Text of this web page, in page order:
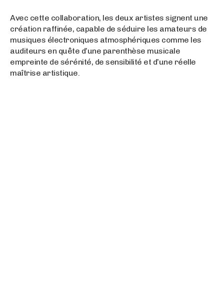
Avec cette collaboration, les deux artistes signent une
création raffinée, capable de séduire les amateurs de
musiques électroniques atmosphériques comme les
auditeurs en quête d’une parenthèse musicale
empreinte de sérénité, de sensibilité et d’une réelle
maîtrise artistique.